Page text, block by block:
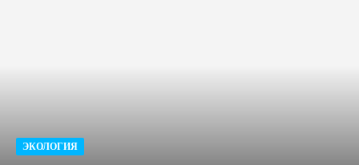
ЭКОЛОГИЯ